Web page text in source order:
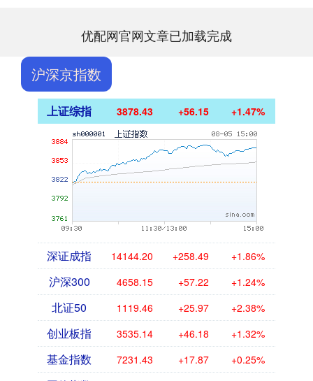
优配网官网文章已加载完成
沪深京指数
上证综指 3878.43 +56.15 +1.47%
深证成指 14144.20 +258.49 +1.86%
沪深300 4658.15 +57.22 +1.24%
北证50 1119.46 +25.97 +2.38%
创业板指 3535.14 +46.18 +1.32%
基金指数 7231.43 +17.87 +0.25%